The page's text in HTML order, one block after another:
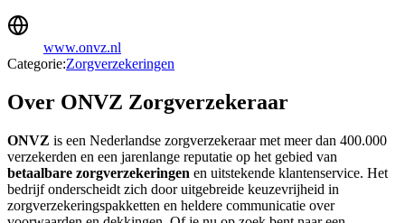
www.onvz.nl
Categorie:Zorgverzekeringen
Over ONVZ Zorgverzekeraar
ONVZ is een Nederlandse zorgverzekeraar met meer dan 400.000
verzekerden en een jarenlange reputatie op het gebied van
betaalbare zorgverzekeringen en uitstekende klantenservice. Het
bedrijf onderscheidt zich door uitgebreide keuzevrijheid in
zorgverzekeringspakketten en heldere communicatie over